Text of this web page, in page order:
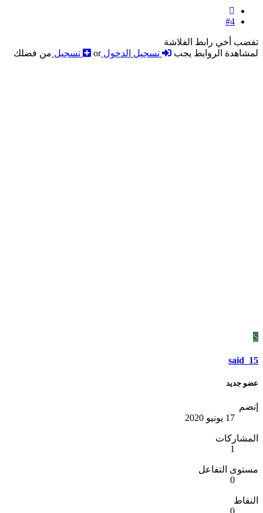
#4
تفضب أخي رابط الفلاشة
لمشاهدة الروابط يجب
تسجيل الدخولor تسجيل من فضلك
S
said_15
عضو جديد
إنضم
17 يونيو 2020
المشاركات
1
مستوى التفاعل
0
النقاط
0